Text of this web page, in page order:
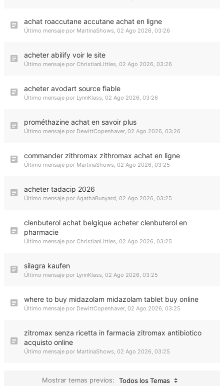
achat roaccutane accutane achat en ligne
Último mensaje por MartinaShows, 02 Ago 2026, 03:26
acheter abilify voir le site
Último mensaje por ChristianLittles, 02 Ago 2026, 03:26
acheter avodart source fiable
Último mensaje por LynnKlass, 02 Ago 2026, 03:26
prométhazine achat en savoir plus
Último mensaje por DewittCopenhaver, 02 Ago 2026, 03:26
commander zithromax zithromax achat en ligne
Último mensaje por MartinaShows, 02 Ago 2026, 03:25
acheter tadacip 2026
Último mensaje por AgathaBunyard, 02 Ago 2026, 03:25
clenbuterol achat belgique acheter clenbuterol en
pharmacie
Último mensaje por ChristianLittles, 02 Ago 2026, 03:25
silagra kaufen
Último mensaje por LynnKlass, 02 Ago 2026, 03:25
where to buy midazolam midazolam tablet buy online
Último mensaje por DewittCopenhaver, 02 Ago 2026, 03:25
zitromax senza ricetta in farmacia zitromax antibiotico
acquisto online
Último mensaje por MartinaShows, 02 Ago 2026, 03:25
Mostrar temas previos:
Todos los Temas